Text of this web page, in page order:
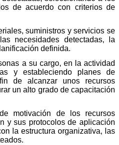
de acuerdo con criterios de
suministros y servicios se
necesidades detectadas, la
definida.
a su cargo, en la actividad
y estableciendo planes de
de alcanzar unos recursos
un alto grado de capacitación
motivación de los recursos
y sus protocolos de aplicación
la estructura organizativa, las